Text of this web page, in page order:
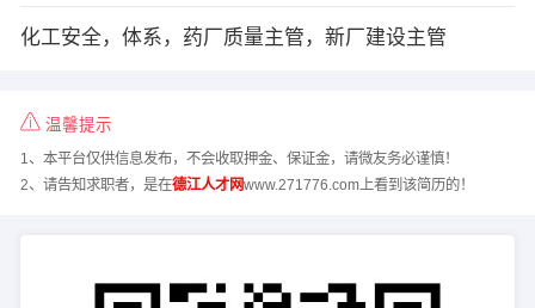
化工安全，体系，药厂质量主管，新厂建设主管
温馨提示
1、本平台仅供信息发布，不会收取押金、保证金，请微友务必谨慎！
2、请告知求职者，是在德江人才网www.271776.com上看到该简历的！